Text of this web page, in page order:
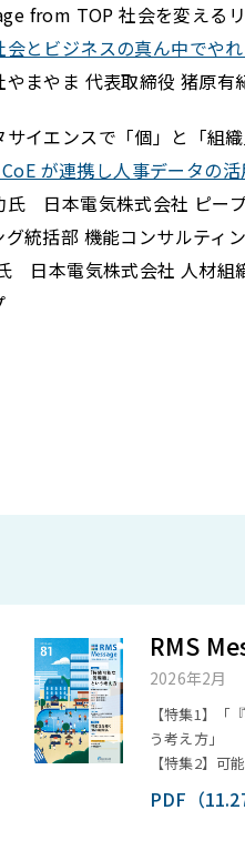
from TOP 社会を変える
会とビジネスの真ん中でや
やまやま 代表取締役 猪原有
イエンスで「個」と「組織
が連携し人事データの
氏 日本電気株式会社 ピー
グ統括部 機能コンサルティ
日本電気株式会社 人材組
RMS
2026年2月
【特集1】「
う考え方」
【特集2】可
PDF（